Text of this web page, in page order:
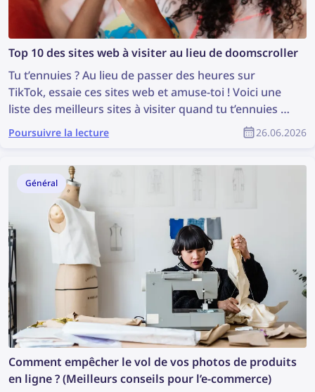
Top 10 des sites web à visiter au lieu de doomscroller
Tu t’ennuies ? Au lieu de passer des heures sur
TikTok, essaie ces sites web et amuse-toi ! Voici une
liste des meilleurs sites à visiter quand tu t’ennuies —
des jeux amusants à l’exploration du web.
Poursuivre la lecture 26.06.2026
Général
Comment empêcher le vol de vos photos de produits
en ligne ? (Meilleurs conseils pour l’e-commerce)